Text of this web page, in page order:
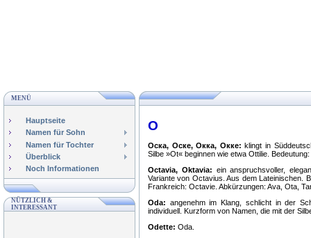
MENÜ
Hauptseite
Namen für Sohn
Namen für Tochter
Überblick
Noch Informationen
NÜTZLICH &
INTERESSANT
O
Оска, Оске, Окка, Окке: klingt in
Silbe »Ot« beginnen wie etwa Ottilie.
Octavia, Oktavia: ein anspruchsvoller,
Variante von Octavius. Aus dem Lateinischen.
Frankreich: Octavie. Abkürzungen: Ava, Ota,
Oda: angenehm im Klang, schlicht in der
individuell. Kurzform von Namen, die mit der
Odette: Oda.